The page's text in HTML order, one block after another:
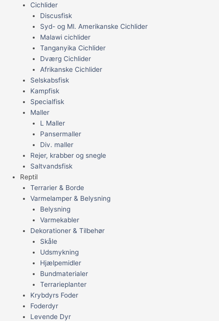
Cichlider
Discusfisk
Syd- og Ml. Amerikanske Cichlider
Malawi cichlider
Tanganyika Cichlider
Dværg Cichlider
Afrikanske Cichlider
Selskabsfisk
Kampfisk
Specialfisk
Maller
L Maller
Pansermaller
Div. maller
Rejer, krabber og snegle
Saltvandsfisk
Reptil
Terrarier & Borde
Varmelamper & Belysning
Belysning
Varmekabler
Dekorationer & Tilbehør
Skåle
Udsmykning
Hjælpemidler
Bundmaterialer
Terrarieplanter
Krybdyrs Foder
Foderdyr
Levende Dyr